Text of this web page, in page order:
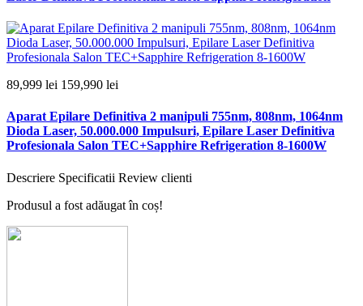
89,999 lei 159,990 lei
Aparat Epilare Definitiva 2 manipuli 755nm, 808nm, 1064nm
Dioda Laser, 50.000.000 Impulsuri, Epilare Laser Definitiva
Profesionala Salon TEC+Sapphire Refrigeration 8-1600W
Descriere Specificatii Review clienti
Produsul a fost adăugat în coș!